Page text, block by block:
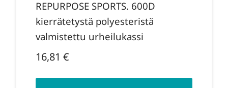
REPURPOSE SPORTS. 600D
kierrätetystä polyesteristä
valmistettu urheilukassi
16,81 €